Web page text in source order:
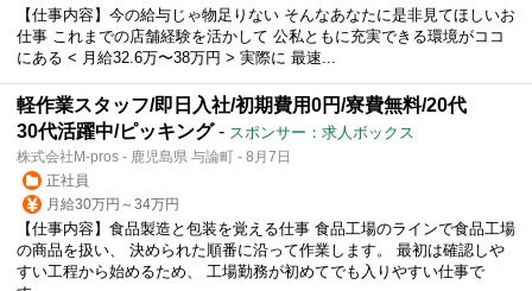
【仕事内容】今の給与じゃ物足りない そんなあなたに是非見てほしいお
仕事 これまでの店舗経験を活かして 公私ともに充実できる環境がココ
にある < 月給32.6万〜38万円 > 実際に 最速...
軽作業スタッフ/即日入社/初期費用0円/寮費無料/20代
30代活躍中/ピッキング- スポンサー：求人ボックス
株式会社M-pros - 鹿児島県 与論町 - 8月7日
正社員
月給30万円～34万円
【仕事内容】食品製造と包装を覚える仕事 食品工場のラインで食品工場
の商品を扱い、 決められた順番に沿って作業します。 最初は確認しや
すい工程から始めるため、 工場勤務が初めてでも入りやすい仕事で